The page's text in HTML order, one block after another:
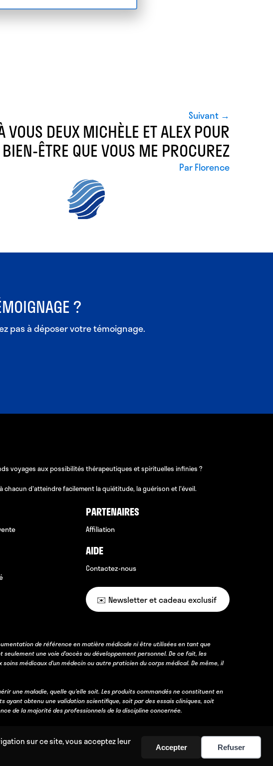
sur ce site, vous acceptez leur
Accepter Refuser
Suivant →
VOUS DEUX MICHÈLE ET ALEX POUR
ÊTRE QUE VOUS ME PROCUREZ
ParFlorence
?
pas à déposer votre témoignage.
voyages aux possibilités thérapeutiques et spirituelles infinies ?
d'atteindre facilement la quiétitude, la guérison et l'éveil.
PARTENAIRES
Affiliation
AIDE
Contactez-nous
✉️ Newsletter et cadeau exclusif
de référence en matière médicale ni être utilisées en tant que
une voie d’accès au développement personnel. De ce fait, les
médicaux d’un médecin ou autre praticien du corps médical. De même, il
une maladie, quelle qu’elle soit. Les produits commandés ne constituent en
obtenu une validation scientifique, soit par des essais cliniques, soit
de la majorité des professionnels de la discipline concernée.